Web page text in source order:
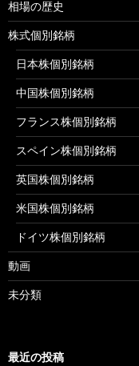
相場の歴史
株式個別銘柄
日本株個別銘柄
中国株個別銘柄
フランス株個別銘柄
スペイン株個別銘柄
英国株個別銘柄
米国株個別銘柄
ドイツ株個別銘柄
動画
未分類
最近の投稿